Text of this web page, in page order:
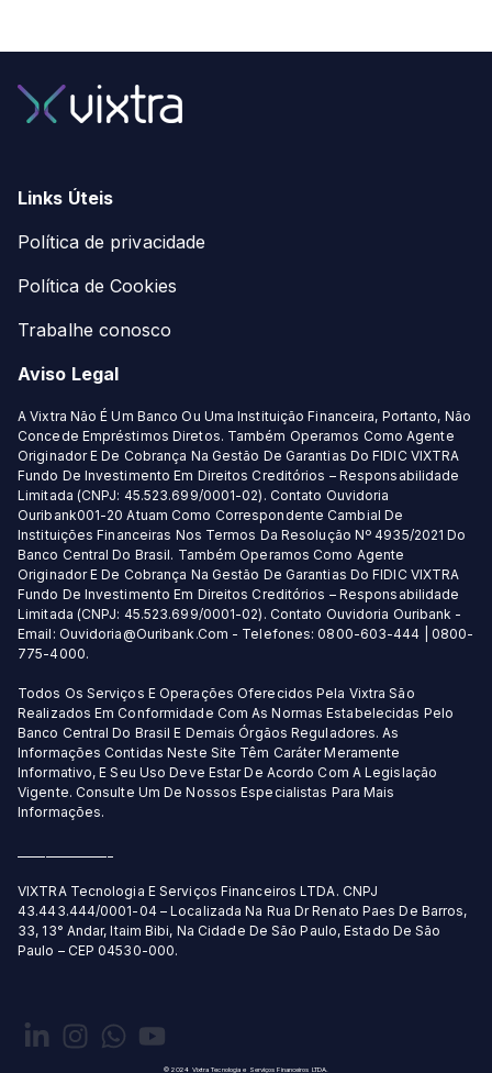
Links Úteis
Política de privacidade
Política de Cookies
Trabalhe conosco
Aviso Legal
A Vixtra Não É Um Banco Ou Uma Instituição Financeira, Portanto, Não
Concede Empréstimos Diretos. Também Operamos Como Agente
Originador E De Cobrança Na Gestão De Garantias Do FIDIC VIXTRA
Fundo De Investimento Em Direitos Creditórios – Responsabilidade
Limitada (CNPJ: 45.523.699/0001-02). Contato Ouvidoria
Ouribank001-20 Atuam Como Correspondente Cambial De
Instituições Financeiras Nos Termos Da Resolução Nº 4935/2021 Do
Banco Central Do Brasil. Também Operamos Como Agente
Originador E De Cobrança Na Gestão De Garantias Do FIDIC VIXTRA
Fundo De Investimento Em Direitos Creditórios – Responsabilidade
Limitada (CNPJ: 45.523.699/0001-02). Contato Ouvidoria Ouribank -
Email: Ouvidoria@Ouribank.Com - Telefones: 0800-603-444 | 0800-
775-4000.
Todos Os Serviços E Operações Oferecidos Pela Vixtra São
Realizados Em Conformidade Com As Normas Estabelecidas Pelo
Banco Central Do Brasil E Demais Órgãos Reguladores. As
Informações Contidas Neste Site Têm Caráter Meramente
Informativo, E Seu Uso Deve Estar De Acordo Com A Legislação
Vigente. Consulte Um De Nossos Especialistas Para Mais
Informações.
VIXTRA Tecnologia E Serviços Financeiros LTDA. CNPJ
43.443.444/0001-04 – Localizada Na Rua Dr Renato Paes De Barros,
33, 13° Andar, Itaim Bibi, Na Cidade De São Paulo, Estado De São
Paulo – CEP 04530-000.
© 2024 Vixtra Tecnologia e Serviços Financeiros LTDA.